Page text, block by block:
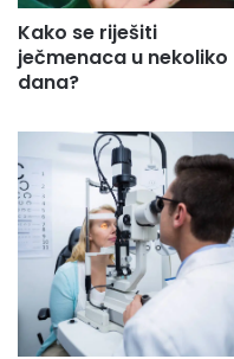
Kako se riješiti
ječmenaca u nekoliko
dana?